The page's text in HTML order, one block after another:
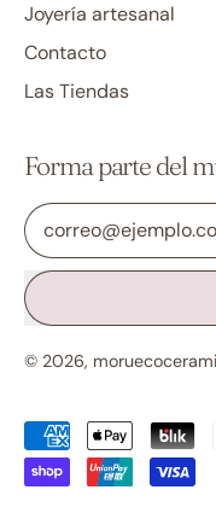
Joyería artesanal
Contacto
Las Tiendas
Forma parte del
Dirección de correo
© 2026,
Pagos
aceptados